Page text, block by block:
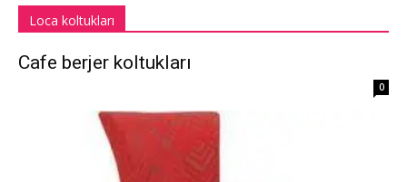
Loca koltukları
Cafe berjer koltukları
0